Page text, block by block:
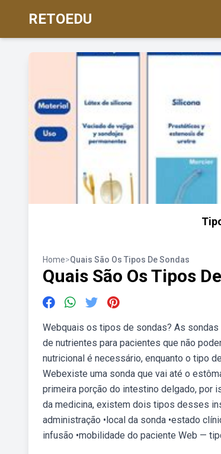
RETOEDU
Home>Quais São Os Tipos De Sondas
Quais São Os Tipos
Webquais os tipos de sondas? As sondas
de nutrientes para pacientes que não
nutricional é necessário, enquanto o tipo
Webexiste uma sonda que vai até o
primeira porção do intestino delgado, por
da medicina, existem dois tipos desses
administração •local da sonda •estado
infusão •mobilidade do paciente Web —